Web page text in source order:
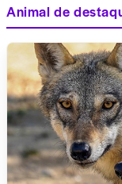
Animal de